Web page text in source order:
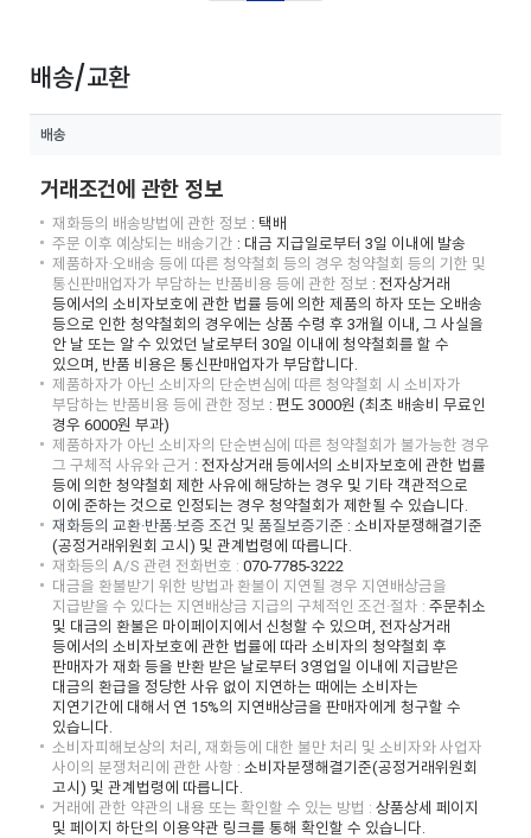
배송/교환
배송
거래조건에 관한 정보
재화등의 배송방법에 관한 정보 : 택배
주문 이후 예상되는 배송기간 : 대금 지급일로부터 3일 이내에 발송
제품하자·오배송 등에 따른 청약철회 등의 경우 청약철회 등의 기한 및
통신판매업자가 부담하는 반품비용 등에 관한 정보 :전자상거래
등에서의 소비자보호에 관한 법률 등에 의한 제품의 하자 또는 오배송
등으로 인한 청약철회의 경우에는 상품 수령 후 3개월 이내, 그 사실을
안 날 또는 알 수 있었던 날로부터 30일 이내에 청약철회를 할 수
있으며, 반품 비용은 통신판매업자가 부담합니다.
제품하자가 아닌 소비자의 단순변심에 따른 청약철회 시 소비자가
부담하는 반품비용 등에 관한 정보 :편도 3000원 (최초 배송비 무료인
경우 6000원 부과)
제품하자가 아닌 소비자의 단순변심에 따른 청약철회가 불가능한 경우
그 구체적 사유와 근거 :전자상거래 등에서의 소비자보호에 관한 법률
등에 의한 청약철회 제한 사유에 해당하는 경우 및 기타 객관적으로
이에 준하는 것으로 인정되는 경우 청약철회가 제한될 수 있습니다.
재화등의 교환·반품·보증 조건 및 품질보증기준 : 소비자분쟁해결기준
(공정거래위원회 고시) 및 관계법령에 따릅니다.
재화등의 A/S 관련 전화번호 : 070-7785-3222
대금을 환불받기 위한 방법과 환불이 지연될 경우 지연배상금을
지급받을 수 있다는 지연배상금 지급의 구체적인 조건·절차 : 주문취소
및 대금의 환불은 마이페이지에서 신청할 수 있으며, 전자상거래
등에서의 소비자보호에 관한 법률에 따라 소비자의 청약철회 후
판매자가 재화 등을 반환 받은 날로부터 3영업일 이내에 지급받은
대금의 환급을 정당한 사유 없이 지연하는 때에는 소비자는
지연기간에 대해서 연 15%의 지연배상금을 판매자에게 청구할 수
있습니다.
소비자피해보상의 처리, 재화등에 대한 불만 처리 및 소비자와 사업자
사이의 분쟁처리에 관한 사항 : 소비자분쟁해결기준(공정거래위원회
고시) 및 관계법령에 따릅니다.
거래에 관한 약관의 내용 또는 확인할 수 있는 방법 : 상품상세 페이지
및 페이지 하단의 이용약관 링크를 통해 확인할 수 있습니다.